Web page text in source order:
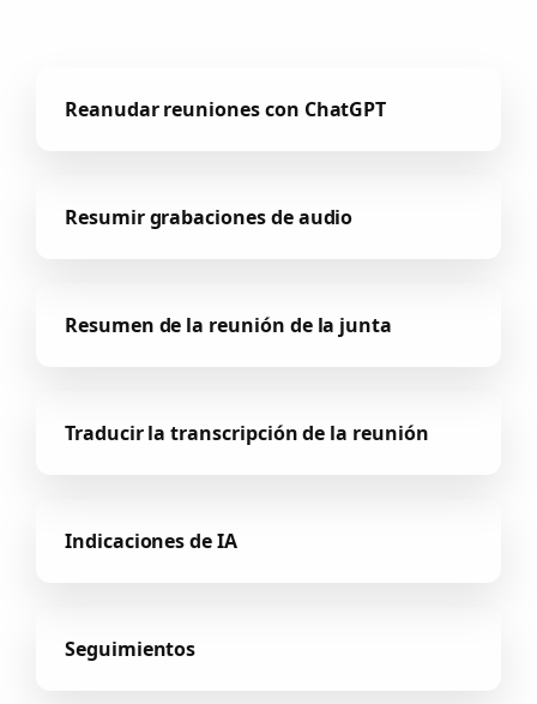
Reanudar reuniones con ChatGPT
Resumir grabaciones de audio
Resumen de la reunión de la junta
Traducir la transcripción de la reunión
Indicaciones de IA
Seguimientos